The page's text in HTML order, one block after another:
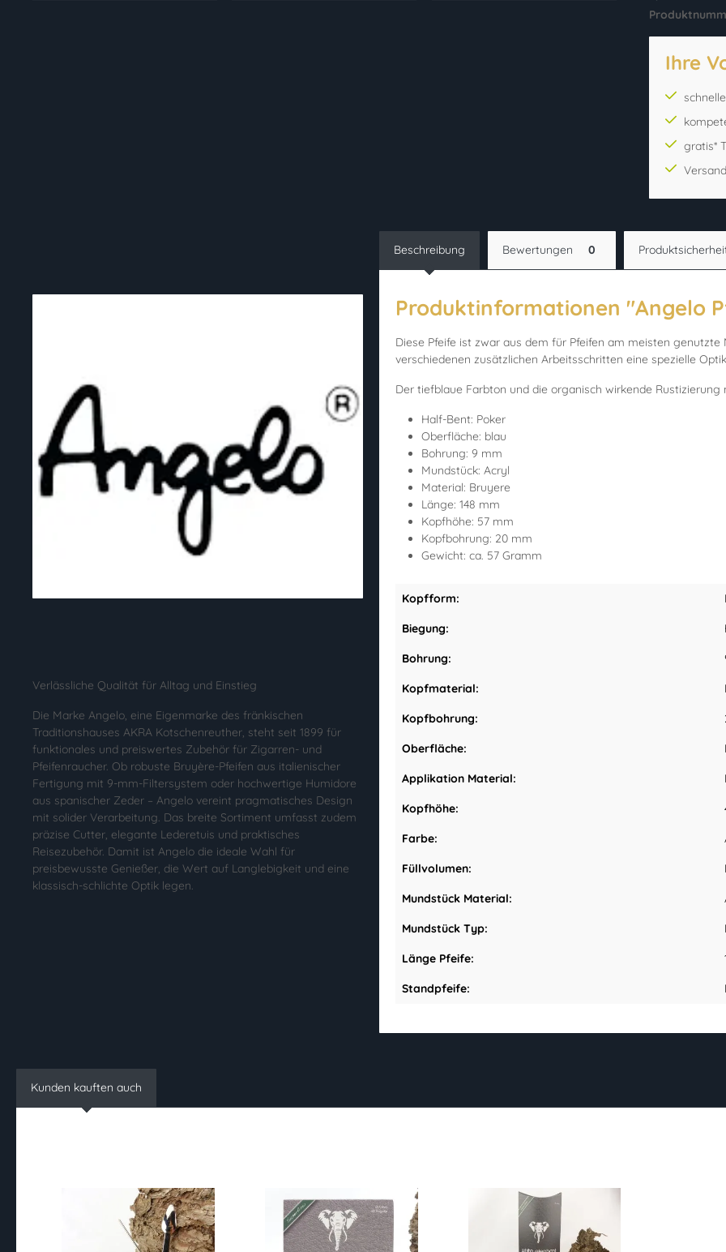
Ihre
gratis*
Verlässliche Qualität für Alltag und Einstieg
Die Marke Angelo, eine Eigenmarke des fränkischen
Traditionshauses AKRA Kotschenreuther, steht seit 1899 für
funktionales und preiswertes Zubehör für Zigarren- und
Pfeifenraucher. Ob robuste Bruyère-Pfeifen aus italienischer
Fertigung mit 9-mm-Filtersystem oder hochwertige Humidore
aus spanischer Zeder – Angelo vereint pragmatisches Design
mit solider Verarbeitung. Das breite Sortiment umfasst zudem
präzise Cutter, elegante Lederetuis und praktisches
Reisezubehör. Damit ist Angelo die ideale Wahl für
preisbewusste Genießer, die Wert auf Langlebigkeit und eine
klassisch-schlichte Optik legen.
Beschreibung Bewertungen 0
Produktinformationen "Angelo
Diese Pfeife ist zwar aus dem für Pfeifen am meisten
verschiedenen zusätzlichen Arbeitsschritten eine spezielle
Der tiefblaue Farbton und die organisch wirkende
Half-Bent: Poker
Oberfläche: blau
Bohrung: 9 mm
Mundstück: Acryl
Material: Bruyere
Länge: 148 mm
Kopfhöhe: 57 mm
Kopfbohrung: 20 mm
Gewicht: ca. 57 Gramm
Kopfform:
Biegung:
Bohrung:
Kopfmaterial:
Kopfbohrung:
Oberfläche:
Applikation Material:
Kopfhöhe:
Farbe:
Füllvolumen:
Mundstück Material:
Mundstück Typ:
Länge Pfeife:
Standpfeife:
Kunden kauften auch